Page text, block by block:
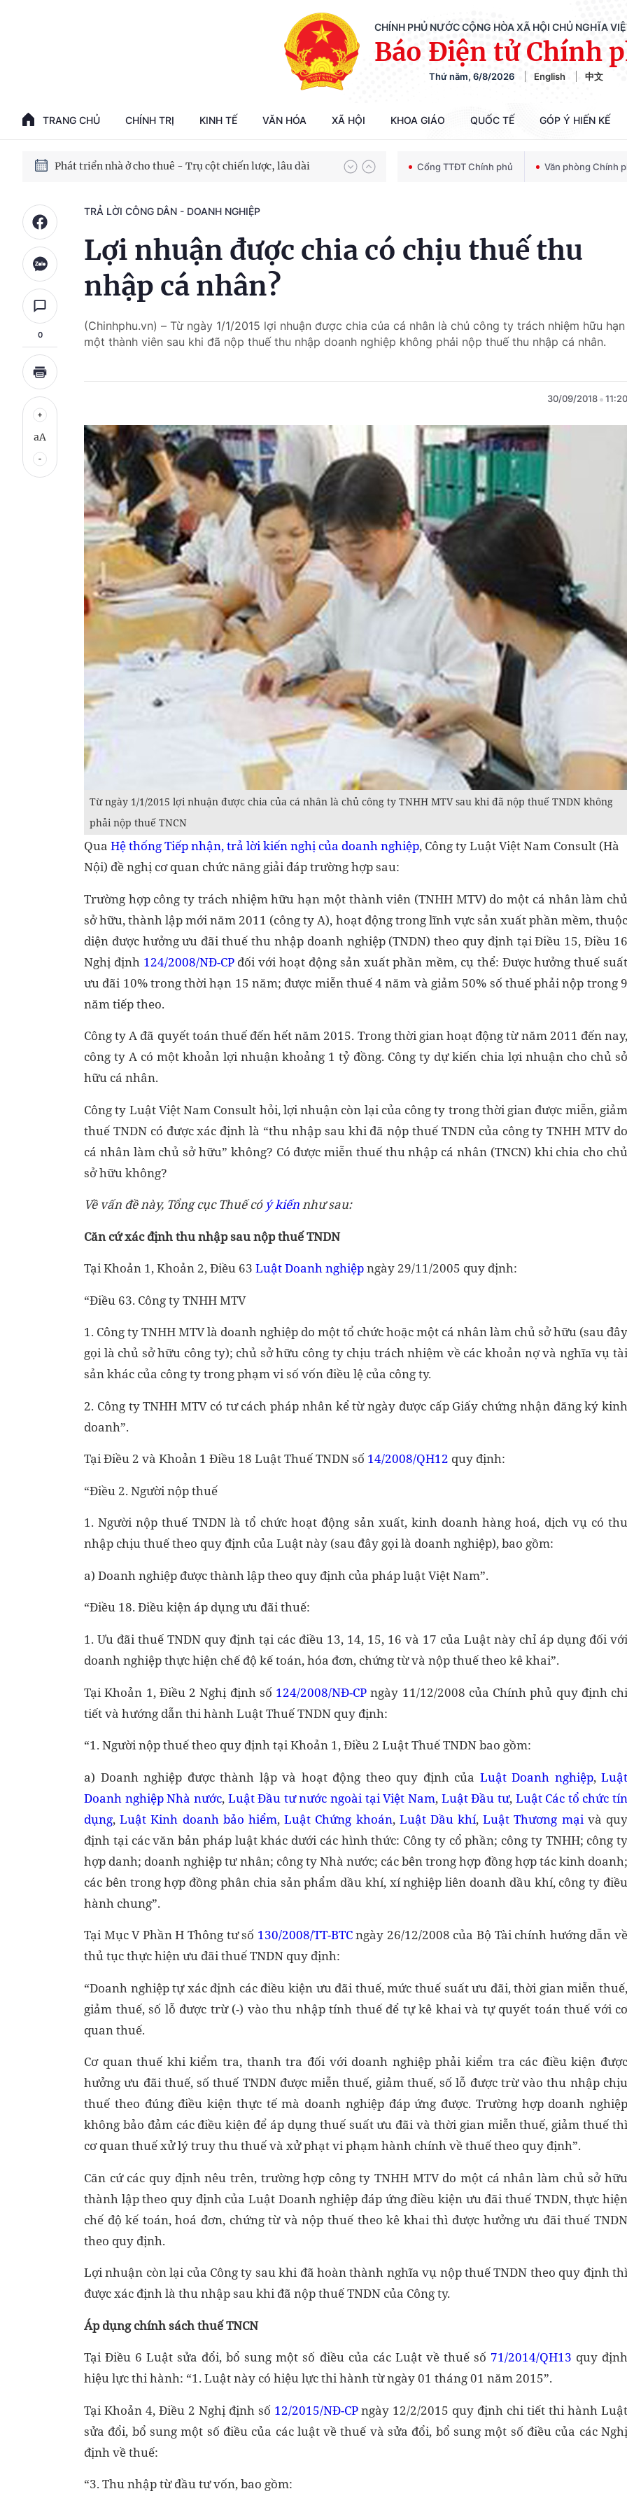
CHÍNH PHỦ NƯỚC CỘNG HÒA XÃ HỘI CHỦ NGHĨA
Báo Điện tử Chính
Thứ năm, 6/8/2026 English 中文
TRANG CHỦ CHÍNH TRỊ KINH TẾ VĂN HÓA XÃ HỘI KHOA GIÁO QUỐC TẾ GÓP Ý HIẾN KẾ
Phát triển kinh tế nhà nước trong kỷ nguyên mới
Chiến dịch 500 ngày đêm tìm kiếm, quy tập và xác định danh tính hài cốt liệt sĩ
Bảo vệ nền tảng tư tưởng của Đảng trong kỷ nguyên phát triển mới
Phát triển nhà ở cho thuê - Trụ cột chiến lược, lâu dài Cổng TTĐT Chính phủ Văn phòng Chính
0
aA
TRẢ LỜI CÔNG DÂN - DOANH NGHIỆP
Lợi nhuận được chia có chịu thuế thu
nhập cá nhân?
(Chinhphu.vn) – Từ ngày 1/1/2015 lợi nhuận được chia của cá nhân là chủ công ty trách nhiệm hữu hạn
một thành viên sau khi đã nộp thuế thu nhập doanh nghiệp không phải nộp thuế thu nhập cá nhân.
30/09/2018 11:20
Từ ngày 1/1/2015 lợi nhuận được chia của cá nhân là chủ công ty TNHH MTV sau khi đã nộp thuế TNDN không
phải nộp thuế TNCN
Qua Hệ thống Tiếp nhận, trả lời kiến nghị của doanh nghiệp, Công ty Luật Việt Nam Consult (Hà
Nội) đề nghị cơ quan chức năng giải đáp trường hợp sau:
Trường hợp công ty trách nhiệm hữu hạn một thành viên (TNHH MTV) do một cá nhân làm chủ
sở hữu, thành lập mới năm 2011 (công ty A), hoạt động trong lĩnh vực sản xuất phần mềm, thuộc
diện được hưởng ưu đãi thuế thu nhập doanh nghiệp (TNDN) theo quy định tại Điều 15, Điều 16
Nghị định 124/2008/NĐ-CPđối với hoạt động sản xuất phần mềm, cụ thể: Được hưởng thuế suất
ưu đãi 10% trong thời hạn 15 năm; được miễn thuế 4 năm và giảm 50% số thuế phải nộp trong 9
năm tiếp theo.
Công ty A đã quyết toán thuế đến hết năm 2015. Trong thời gian hoạt động từ năm 2011 đến nay,
công ty A có một khoản lợi nhuận khoảng 1 tỷ đồng. Công ty dự kiến chia lợi nhuận cho chủ sở
hữu cá nhân.
Công ty Luật Việt Nam Consult hỏi, lợi nhuận còn lại của công ty trong thời gian được miễn, giảm
thuế TNDN có được xác định là “thu nhập sau khi đã nộp thuế TNDN của công ty TNHH MTV do
cá nhân làm chủ sở hữu” không? Có được miễn thuế thu nhập cá nhân (TNCN) khi chia cho chủ
sở hữu không?
Về vấn đề này, Tổng cục Thuế có ý kiếnnhư sau:
Căn cứ xác định thu nhập sau nộp thuế TNDN
Tại Khoản 1, Khoản 2, Điều 63 Luật Doanh nghiệpngày 29/11/2005 quy định:
“Điều 63. Công ty TNHH MTV
1. Công ty TNHH MTV là doanh nghiệp do một tổ chức hoặc một cá nhân làm chủ sở hữu (sau đây
gọi là chủ sở hữu công ty); chủ sở hữu công ty chịu trách nhiệm về các khoản nợ và nghĩa vụ tài
sản khác của công ty trong phạm vi số vốn điều lệ của công ty.
2. Công ty TNHH MTV có tư cách pháp nhân kể từ ngày được cấp Giấy chứng nhận đăng ký kinh
doanh”.
Tại Điều 2 và Khoản 1 Điều 18 Luật Thuế TNDN số 14/2008/QH12 quy định:
“Điều 2. Người nộp thuế
1. Người nộp thuế TNDN là tổ chức hoạt động sản xuất, kinh doanh hàng hoá, dịch vụ có thu
nhập chịu thuế theo quy định của Luật này (sau đây gọi là doanh nghiệp), bao gồm:
a) Doanh nghiệp được thành lập theo quy định của pháp luật Việt Nam”.
“Điều 18. Điều kiện áp dụng ưu đãi thuế:
1. Ưu đãi thuế TNDN quy định tại các điều 13, 14, 15, 16 và 17 của Luật này chỉ áp dụng đối với
doanh nghiệp thực hiện chế độ kế toán, hóa đơn, chứng từ và nộp thuế theo kê khai”.
Tại Khoản 1, Điều 2 Nghị định số 124/2008/NĐ-CP ngày 11/12/2008 của Chính phủ quy định chi
tiết và hướng dẫn thi hành Luật Thuế TNDN quy định:
“1. Người nộp thuế theo quy định tại Khoản 1, Điều 2 Luật Thuế TNDN bao gồm:
a) Doanh nghiệp được thành lập và hoạt động theo quy định của Luật Doanh nghiệp, Luật
Doanh nghiệp Nhà nước, Luật Đầu tư nước ngoài tại Việt Nam, Luật Đầu tư, Luật Các tổ chức tín
dụng,Luật Kinh doanh bảo hiểm,Luật Chứng khoán, Luật Dầu khí,Luật Thương mại và quy
định tại các văn bản pháp luật khác dưới các hình thức: Công ty cổ phần; công ty TNHH; công ty
hợp danh; doanh nghiệp tư nhân; công ty Nhà nước; các bên trong hợp đồng hợp tác kinh doanh;
các bên trong hợp đồng phân chia sản phẩm dầu khí, xí nghiệp liên doanh dầu khí, công ty điều
hành chung”.
Tại Mục V Phần H Thông tư số 130/2008/TT-BTCngày 26/12/2008 của Bộ Tài chính hướng dẫn về
thủ tục thực hiện ưu đãi thuế TNDN quy định:
“Doanh nghiệp tự xác định các điều kiện ưu đãi thuế, mức thuế suất ưu đãi, thời gian miễn thuế,
giảm thuế, số lỗ được trừ (-) vào thu nhập tính thuế để tự kê khai và tự quyết toán thuế với cơ
quan thuế.
Cơ quan thuế khi kiểm tra, thanh tra đối với doanh nghiệp phải kiểm tra các điều kiện được
hưởng ưu đãi thuế, số thuế TNDN được miễn thuế, giảm thuế, số lỗ được trừ vào thu nhập chịu
thuế theo đúng điều kiện thực tế mà doanh nghiệp đáp ứng được. Trường hợp doanh nghiệp
không bảo đảm các điều kiện để áp dụng thuế suất ưu đãi và thời gian miễn thuế, giảm thuế thì
cơ quan thuế xử lý truy thu thuế và xử phạt vi phạm hành chính về thuế theo quy định”.
Căn cứ các quy định nêu trên, trường hợp công ty TNHH MTV do một cá nhân làm chủ sở hữu
thành lập theo quy định của Luật Doanh nghiệp đáp ứng điều kiện ưu đãi thuế TNDN, thực hiện
chế độ kế toán, hoá đơn, chứng từ và nộp thuế theo kê khai thì được hưởng ưu đãi thuế TNDN
theo quy định.
Lợi nhuận còn lại của Công ty sau khi đã hoàn thành nghĩa vụ nộp thuế TNDN theo quy định thì
được xác định là thu nhập sau khi đã nộp thuế TNDN của Công ty.
Áp dụng chính sách thuế TNCN
Tại Điều 6 Luật sửa đổi, bổ sung một số điều của các Luật về thuế số 71/2014/QH13 quy định
hiệu lực thi hành: “1. Luật này có hiệu lực thi hành từ ngày 01 tháng 01 năm 2015”.
Tại Khoản 4, Điều 2 Nghị định số 12/2015/NĐ-CPngày 12/2/2015 quy định chi tiết thi hành Luật
sửa đổi, bổ sung một số điều của các luật về thuế và sửa đổi, bổ sung một số điều của các Nghị
định về thuế:
“3. Thu nhập từ đầu tư vốn, bao gồm: